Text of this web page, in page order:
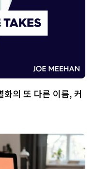
의 또 다른 이름, 커